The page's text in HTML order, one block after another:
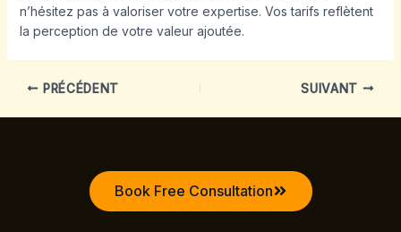
n’hésitez pas à valoriser votre expertise. Vos tarifs reflètent
la perception de votre valeur ajoutée.
PRÉCÉDENT SUIVANT
Book Free Consultation